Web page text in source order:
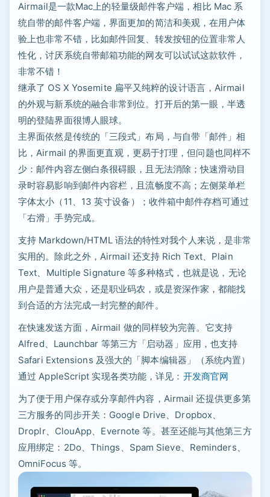
Airmail是一款Mac上的轻量级邮件客户端，相比 Mac 系
统自带的邮件客户端，界面更加的简洁和美观，在用户体
验上也非常不错，比如邮件回复、转发按钮的位置非常人
性化，讨厌系统自带邮箱功能的网友可以试试这款软件，
非常不错！
继承了 OS X Yosemite 扁平又纯粹的设计语言，Airmail
的外观与新系统的融合非常到位。打开后的第一眼，半透
明的登陆界面很博人眼球。
主界面依然是传统的「三段式」布局，与自带「邮件」相
比，Airmail 的界面更直观，更易于打理，但问题也同样不
少：邮件内容左侧白条很碍眼，且无法消除；快速滑动目
录时容易影响到邮件内容栏，且流畅度不高；左侧菜单栏
字体太小（11、13 英寸设备）；收件箱中邮件存档可通过
「右滑」手势完成。
支持 Markdown/HTML 语法的特性对我个人来说，是非常
实用的。除此之外，Airmail 还支持 Rich Text、Plain
Text、Multiple Signature 等多种格式，也就是说，无论
用户是普通大众，还是职业码农，或是资深作家，都能找
到合适的方法完成一封完整的邮件。
在快速发送方面，Airmail 做的同样较为完善。它支持
Alfred、Launchbar 等第三方「启动器」应用，也支持
Safari Extensions 及强大的「脚本编辑器」（系统内置）
通过 AppleScript 实现各类功能，详见： 开发商官网
为了便于用户保存或分享邮件内容，Airmail 还提供更多第
三方服务的同步开关：Google Drive、Dropbox、
Droplr、ClouApp、Evernote 等。甚至还能与其他第三方
应用绑定：2Do、Things、Spam Sieve、Reminders、
OmniFocus 等。